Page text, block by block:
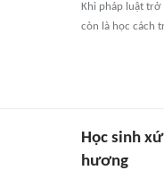
Khi pháp luật trở
còn là học cách
Học sinh
hương